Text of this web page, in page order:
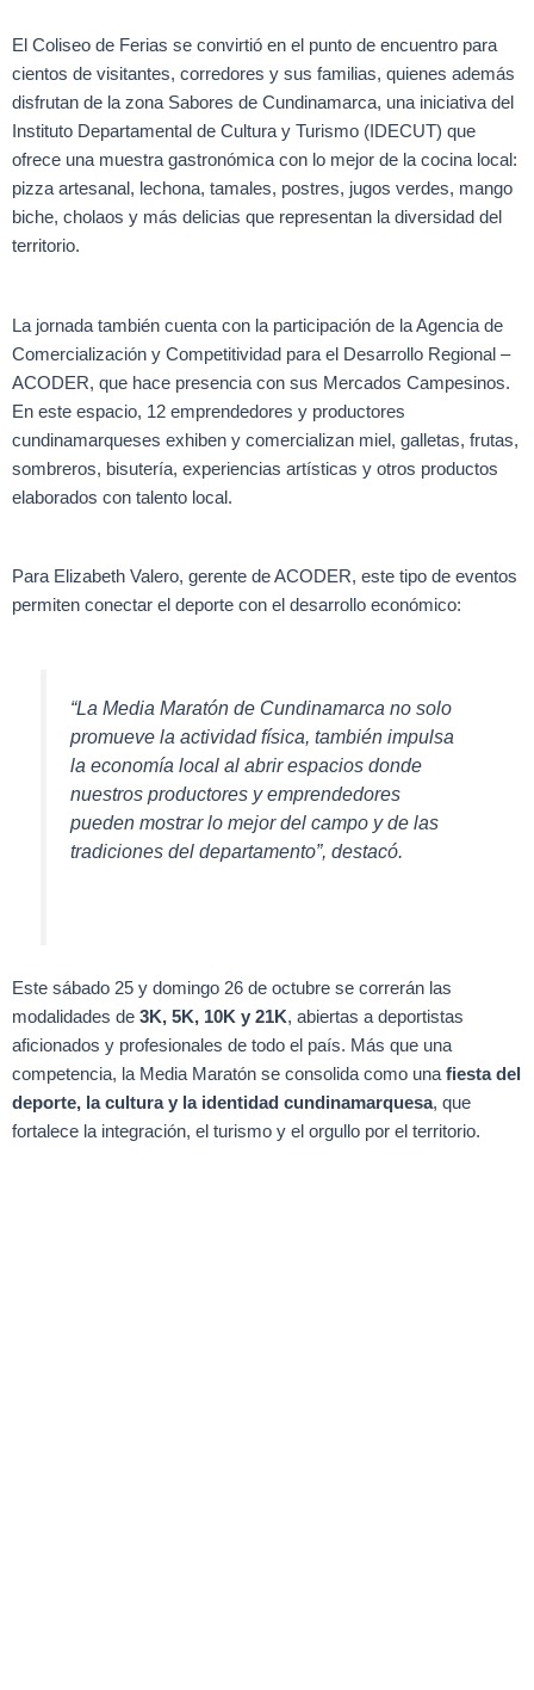
El Coliseo de Ferias se convirtió en el punto de encuentro para
cientos de visitantes, corredores y sus familias, quienes además
disfrutan de la zona Sabores de Cundinamarca, una iniciativa del
Instituto Departamental de Cultura y Turismo (IDECUT) que
ofrece una muestra gastronómica con lo mejor de la cocina local:
pizza artesanal, lechona, tamales, postres, jugos verdes, mango
biche, cholaos y más delicias que representan la diversidad del
territorio.
La jornada también cuenta con la participación de la Agencia de
Comercialización y Competitividad para el Desarrollo Regional –
ACODER, que hace presencia con sus Mercados Campesinos.
En este espacio, 12 emprendedores y productores
cundinamarqueses exhiben y comercializan miel, galletas, frutas,
sombreros, bisutería, experiencias artísticas y otros productos
elaborados con talento local.
Para Elizabeth Valero, gerente de ACODER, este tipo de eventos
permiten conectar el deporte con el desarrollo económico:
“La Media Maratón de Cundinamarca no solo
promueve la actividad física, también impulsa
la economía local al abrir espacios donde
nuestros productores y emprendedores
pueden mostrar lo mejor del campo y de las
tradiciones del departamento”, destacó.
Este sábado 25 y domingo 26 de octubre se correrán las
modalidades de 3K, 5K, 10K y 21K, abiertas a deportistas
aficionados y profesionales de todo el país. Más que una
competencia, la Media Maratón se consolida como una fiesta del
deporte, la cultura y la identidad cundinamarquesa, que
fortalece la integración, el turismo y el orgullo por el territorio.